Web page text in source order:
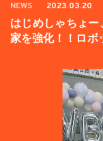
NEWS 2023.03.20
はじめしゃちょ
家を強化！！ロボ